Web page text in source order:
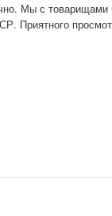
Мы с
Приятного